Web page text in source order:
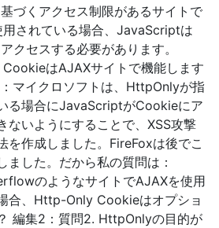
づくアクセス制限があるサイトで
用されている場合、JavaScriptは
クセスする必要があります。
はAJAXサイトで機能します
マイクロソフトは、HttpOnlyが指
る場合にJavaScriptがCookieにア
ないようにすることで、XSS攻撃
を作成しました。FireFoxは後でこ
ました。だから私の質問は：
のようなサイトでAJAXを使用
合、Http-Only Cookieはオプショ
編集2：質問2. HttpOnlyの目的が